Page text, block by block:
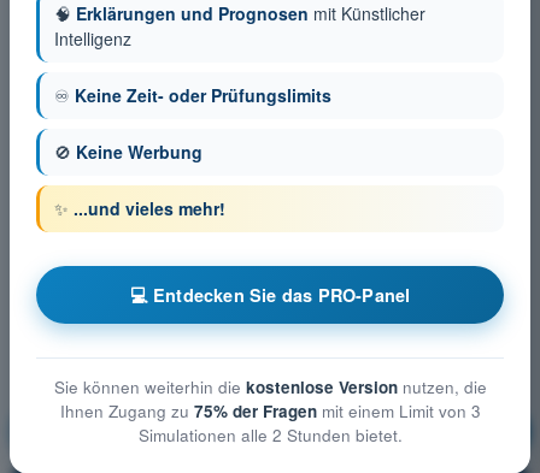
Flugleistung und Flugplanung Ausbildung!
🧠 Erklärungen und Prognosen mit Künstlicher
Intelligenz
♾️ Keine Zeit- oder Prüfungslimits
🚫 Keine Werbung
✨ ...und vieles mehr!
💻 Entdecken Sie das PRO-Panel
Sie können weiterhin die kostenlose Versionnutzen, die
Ihnen Zugang zu 75% der Fragenmit einem Limit von 3
Simulationen alle 2 Stunden bietet.